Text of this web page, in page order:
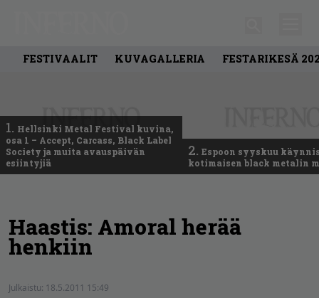
FESTIVAALIT KUVAGALLERIA FESTARIKESÄ
1. Hellsinki Metal Festival kuvina,
osa 1 – Accept, Carcass, Black Label
Society ja muita avauspäivän
esiintyjiä
2. Espoon syyskuu
kotimaisen black metalin
Haastis: Amoral herää
henkiin
Julkaistu: 18.5.2011 15:49